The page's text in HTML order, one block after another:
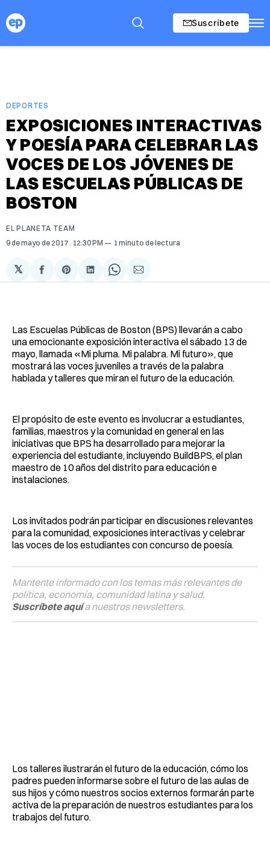
Suscríbete
DEPORTES
EXPOSICIONES INTERACTIVAS
Y POESÍA PARA CELEBRAR LAS
VOCES DE LOS JÓVENES DE
LAS ESCUELAS PÚBLICAS DE
BOSTON
EL PLANETA TEAM
9 de mayo de 2017 . 12:30 PM 1 minuto de lectura
𝕏
Compartir
en
Share
on
Compartir
en
Share
on
Compartir
via
Las Escuelas Públicas de Boston (BPS) llevarán a cabo
una emocionante exposición interactiva el sábado 13 de
mayo, llamada «Mi pluma. Mi palabra. Mi futuro», que
mostrará las voces juveniles a través de la palabra
hablada y talleres que miran el futuro de la educación.
El propósito de este evento es involucrar a estudiantes,
familias, maestros y la comunidad en general en las
iniciativas que BPS ha desarrollado para mejorar la
experiencia del estudiante, incluyendo BuildBPS, el plan
maestro de 10 años del distrito para educación e
instalaciones.
Los invitados podrán participar en discusiones relevantes
para la comunidad, exposiciones interactivas y celebrar
las voces de los estudiantes con concurso de poesía.
Mantente informado con los temas más relevantes de
política, economía, comunidad latina y salud.
Suscríbete aquía nuestros newsletters.
Los talleres ilustrarán el futuro de la educación, cómo los
padres pueden informarse sobre el futuro de las aulas de
sus hijos y cómo nuestros socios externos formarán parte
activa de la preparación de nuestros estudiantes para los
trabajos del futuro.